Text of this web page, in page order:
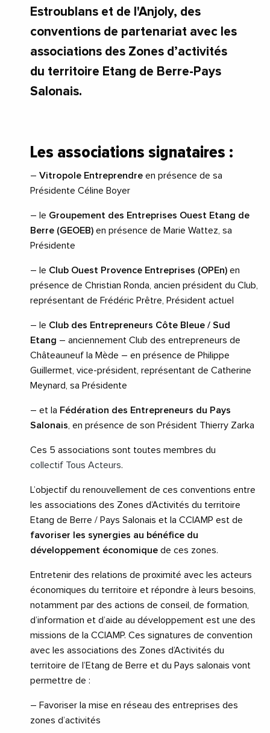
Estroublans et de l'Anjoly, des
conventions de partenariat avec les
associations des Zones d’activités
du territoire Etang de Berre-Pays
Salonais.
Les associations signataires :
– Vitropole Entreprendre en présence de sa
Présidente Céline Boyer
– le Groupement des Entreprises Ouest Etang de
Berre (GEOEB) en présence de Marie Wattez, sa
Présidente
– le Club Ouest Provence Entreprises (OPEn) en
présence de Christian Ronda, ancien président du Club,
représentant de Frédéric Prêtre, Président actuel
– le Club des Entrepreneurs Côte Bleue / Sud
Etang – anciennement Club des entrepreneurs de
Châteauneuf la Mède – en présence de Philippe
Guillermet, vice-président, représentant de Catherine
Meynard, sa Présidente
– et la Fédération des Entrepreneurs du Pays
Salonais , en présence de son Président Thierry Zarka
Ces 5 associations sont toutes membres du
collectif Tous Acteurs.
L’objectif du renouvellement de ces conventions entre
les associations des Zones d’Activités du territoire
Etang de Berre / Pays Salonais et la CCIAMP est de
favoriser les synergies au bénéfice du
développement économique de ces zones.
Entretenir des relations de proximité avec les acteurs
économiques du territoire et répondre à leurs besoins,
notamment par des actions de conseil, de formation,
d’information et d’aide au développement est une des
missions de la CCIAMP. Ces signatures de convention
avec les associations des Zones d’Activités du
territoire de l’Etang de Berre et du Pays salonais vont
permettre de :
– Favoriser la mise en réseau des entreprises des
zones d’activités